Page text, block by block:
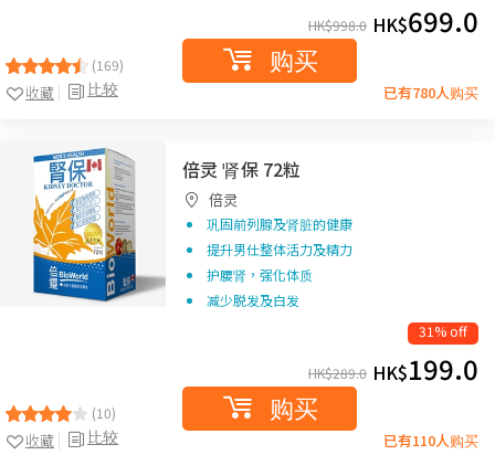
(169)
比较
收藏
HK$998.0 HK$699.0
购买
已有780人购买
(10)
比较
收藏
倍灵 肾保 72粒
倍灵
巩固前列腺及肾脏的健康
提升男仕整体活力及精力
护腰肾，强化体质
减少脱发及白发
31% off
HK$289.0 HK$199.0
购买
已有110人购买